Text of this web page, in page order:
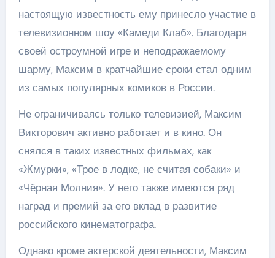
настоящую известность ему принесло участие в
телевизионном шоу «Камеди Клаб». Благодаря
своей остроумной игре и неподражаемому
шарму, Максим в кратчайшие сроки стал одним
из самых популярных комиков в России.
Не ограничиваясь только телевизией, Максим
Викторович активно работает и в кино. Он
снялся в таких известных фильмах, как
«Жмурки», «Трое в лодке, не считая собаки» и
«Чёрная Молния». У него также имеются ряд
наград и премий за его вклад в развитие
российского кинематографа.
Однако кроме актерской деятельности, Максим